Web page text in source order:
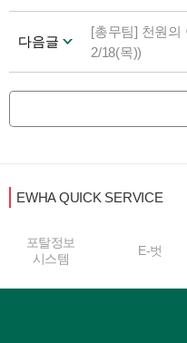
다음글
[총무팀] 천원의
2/18(목))
EWHA QUICK SERVICE
포탈정보
시스템
E-벗